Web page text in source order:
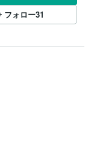
フォロー31